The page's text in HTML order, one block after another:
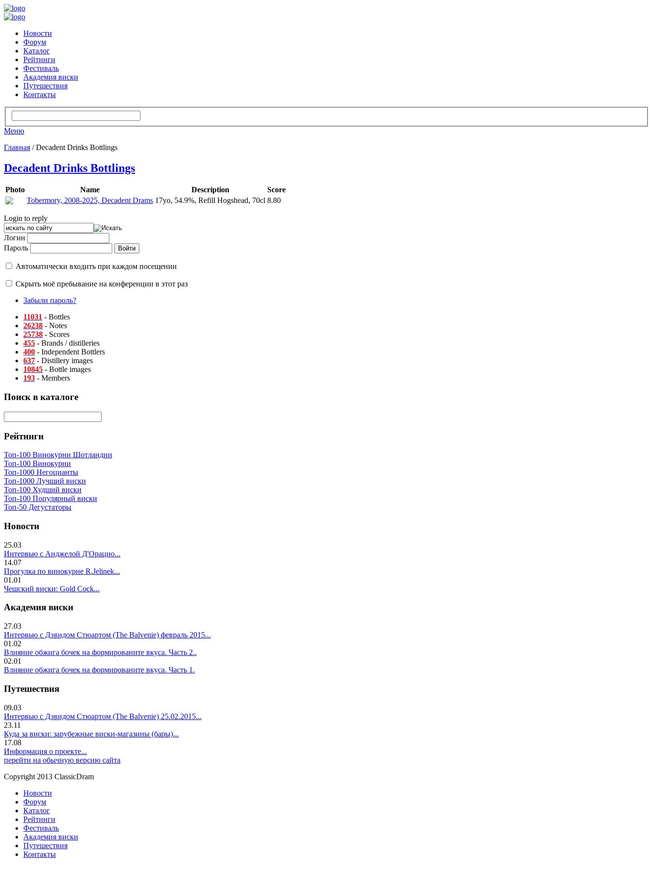
Новости
Форум
Каталог
Рейтинги
Фестиваль
Академия виски
Путешествия
Контакты
Меню
Главная / Decadent Drinks Bottlings
Decadent Drinks Bottlings
Photo Name Description
Score
Tobermory, 2008-2025, Decadent Drams 17yo, 54.9%, Refill Hogshead, 70cl 8.80
Login to reply
Логин
Пароль
Автоматически входить при каждом посещении
Скрыть моё пребывание на конференции в этот раз
Забыли пароль?
11031 - Bottles
26238 - Notes
25738 - Scores
455 - Brands / distilleries
400 - Independent Bottlers
637 - Distillery images
10845 - Bottle images
193 - Members
Поиск в каталоге
Рейтинги
Топ-100 Винокурни Шотландии
Топ-100 Винокурни
Топ-1000 Негоцианты
Топ-1000 Лучший виски
Топ-100 Худший виски
Топ-100 Популярный виски
Топ-50 Дегустаторы
Новости
25.03
Интервью с Анджелой Д'Орацио...
14.07
Прогулка по винокурне R.Jelinek...
01.01
Чешский виски: Gold Cock...
Академия виски
27.03
Интервью с Дэвидом Стюартом (The Balvenie) февраль 2015...
01.02
Влияние обжига бочек на формированите вкуса. Часть 2..
02.01
Влияние обжига бочек на формированите вкуса. Часть 1.
Путешествия
09.03
Интервью с Дэвидом Стюартом (The Balvenie) 25.02.2015...
23.11
Куда за виски: зарубежные виски-магазины (бары)...
17.08
Информация о проекте...
перейти на обычную версию сайта
Copyright 2013 ClassicDram
Новости
Форум
Каталог
Рейтинги
Фестиваль
Академия виски
Путешествия
Контакты